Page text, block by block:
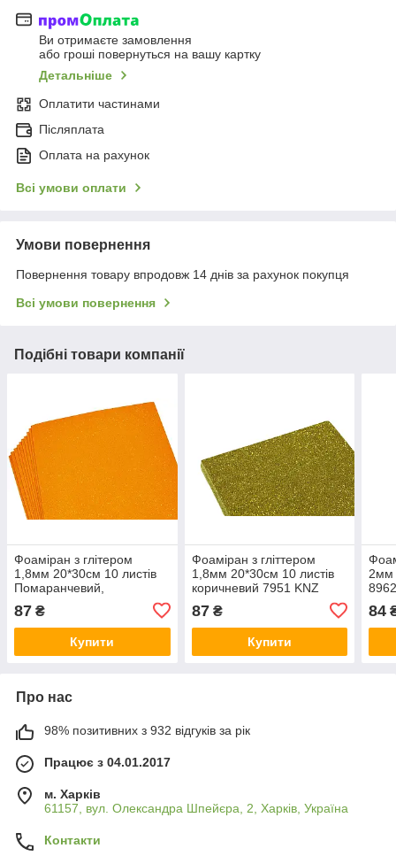
Ви отримаєте замовлення
або гроші повернуться на вашу картку
Детальніше
Оплатити частинами
Післяплата
Оплата на рахунок
Всі умови оплати
Умови повернення
Повернення товару впродовж 14 днів за рахунок покупця
Всі умови повернення
Подібні товари компанії
Фоаміран з глітером
1,8мм 20*30см 10 листів
Помаранчевий,
кольорами 10504 KNZ
87 ₴
Купити
Фоаміран з гліттером
1,8мм 20*30см 10 листів
коричневий 7951 KNZ
87₴
Купити
2мм
84
Про нас
98% позитивних з 932 відгуків за рік
Працює з 04.01.2017
м. Харків
61157, вул. Олександра Шпейєра, 2, Харків, Україна
Контакти